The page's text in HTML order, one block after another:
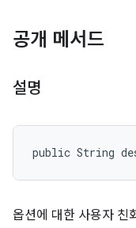
공개 메서드
설명
public String
옵션에 대한 사용자 친